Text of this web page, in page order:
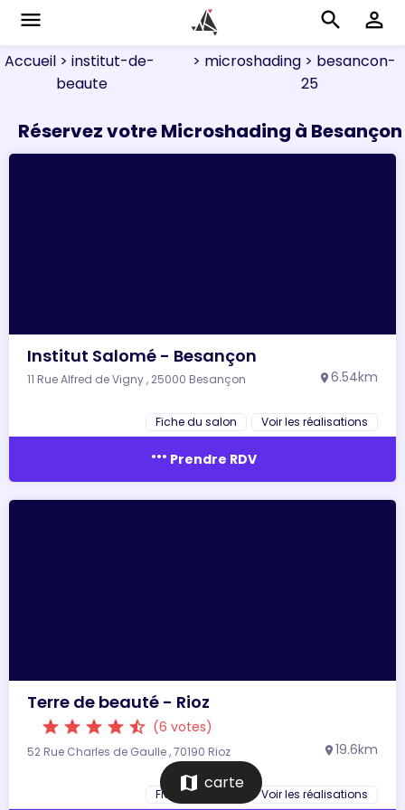
menu search perm_identity
Accueil > institut-de-
beaute
> microshading > besancon-
25
Réservez votre Microshading à Besançon
Institut Salomé - Besançon
11 Rue Alfred de Vigny , 25000 Besançon location_on 6.54km
Fiche du salon Voir les réalisations
more_horiz Prendre RDV
Terre de beauté - Rioz
star star star star star_half (6 votes)
52 Rue Charles de Gaulle , 70190 Rioz location_on 19.6km
Fiche du salon Voir les réalisations
map carte